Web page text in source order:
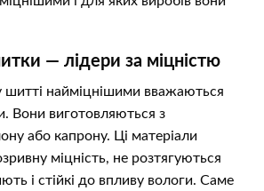
— лідери за міцністю
найміцнішими вважаються
Вони виготовляються з
або капрону. Ці матеріали
міцність, не розтягуються
і стійкі до впливу вологи. Саме